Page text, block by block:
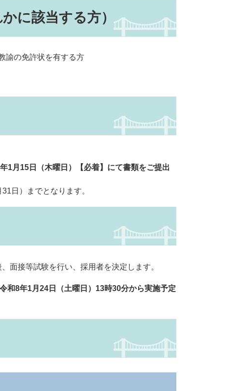
に該当する方）
諭の免許状を有する方
1月15日（木曜日）【必着】にて書類をご提出
日）までとなります。
面接等試験を行い、採用者を決定します。
和8年1月24日（土曜日）13時30分から実施予定